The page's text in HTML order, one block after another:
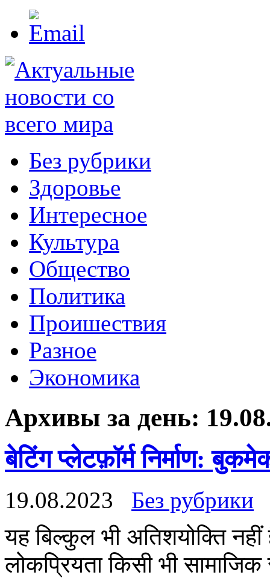
Без рубрики
Здоровье
Интересное
Культура
Общество
Политика
Проишествия
Разное
Экономика
Архивы за день:
बेटिंग प्लेटफ़ॉर्म निर्माण:
19.08.2023
Без рубрики
यह बिल्कुल भी अतिशयोक्ति
लोकप्रियता किसी भी